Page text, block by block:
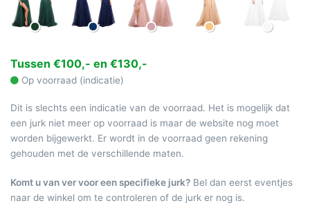
Tussen €100,- en €130,-
Op voorraad (indicatie)
Dit is slechts een indicatie van de voorraad. Het is mogelijk dat
een jurk niet meer op voorraad is maar de website nog moet
worden bijgewerkt. Er wordt in de voorraad geen rekening
gehouden met de verschillende maten.
Komt u van ver voor een specifieke jurk? Bel dan eerst eventjes
naar de winkel om te controleren of de jurk er nog is.